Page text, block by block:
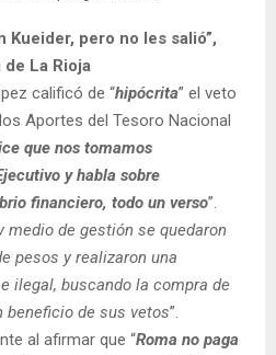
Kueider, pero no les salió”,
La Rioja
calificó de “hipócrita” el veto
Aportes del Tesoro Nacional
que nos tomamos
y habla sobre
financiero, todo un verso”.
medio de gestión se quedaron
pesos y realizaron una
ilegal, buscando la compra de
beneficio de sus vetos”.
al afirmar que “Roma no paga